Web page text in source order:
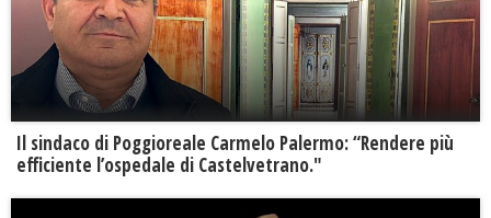
Il sindaco di Poggioreale Carmelo Palermo: “Rendere più
efficiente l’ospedale di Castelvetrano."